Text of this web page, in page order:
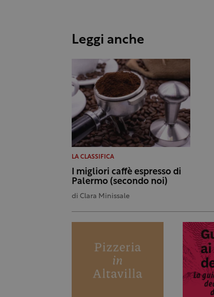
Leggi anche
LA CLASSIFICA
I migliori caffè espresso di
Palermo (secondo noi)
di Clara Minissale